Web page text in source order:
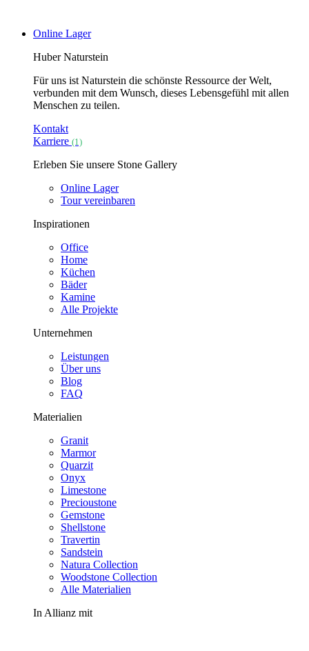
Online Lager
Huber Naturstein
Für uns ist Naturstein die schönste Ressource der Welt,
verbunden mit dem Wunsch, dieses Lebensgefühl mit allen
Menschen zu teilen.
Kontakt
Karriere (1)
Erleben Sie unsere Stone Gallery
Online Lager
Tour vereinbaren
Inspirationen
Office
Home
Küchen
Bäder
Kamine
Alle Projekte
Unternehmen
Leistungen
Über uns
Blog
FAQ
Materialien
Granit
Marmor
Quarzit
Onyx
Limestone
Precioustone
Gemstone
Shellstone
Travertin
Sandstein
Natura Collection
Woodstone Collection
Alle Materialien
In Allianz mit